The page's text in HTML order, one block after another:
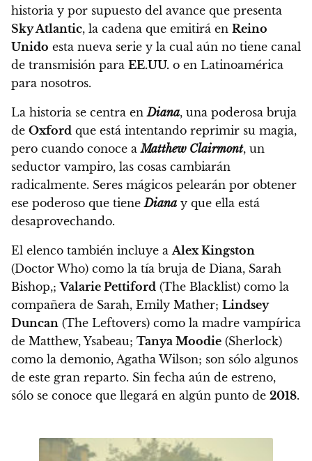
historia y por supuesto del avance que presenta
Sky Atlantic, la cadena que emitirá en Reino
Unido esta nueva serie y la cual aún no tiene canal
de transmisión para EE.UU. o en Latinoamérica
para nosotros.
La historia se centra enDiana, una poderosa bruja
de Oxford que está intentando reprimir su magia,
pero cuando conoce aMatthew Clairmont, un
seductor vampiro, las cosas cambiarán
radicalmente. Seres mágicos pelearán por obtener
ese poderoso que tieneDiana y que ella está
desaprovechando.
El elenco también incluye a Alex Kingston
(Doctor Who) como la tía bruja de Diana, Sarah
Bishop,;Valarie Pettiford (The Blacklist) como la
compañera de Sarah, Emily Mather; Lindsey
Duncan (The Leftovers) como la madre vampírica
de Matthew, Ysabeau; Tanya Moodie (Sherlock)
como la demonio, Agatha Wilson; son sólo algunos
de este gran reparto. Sin fecha aún de estreno,
sólo se conoce que llegará en algún punto de 2018.